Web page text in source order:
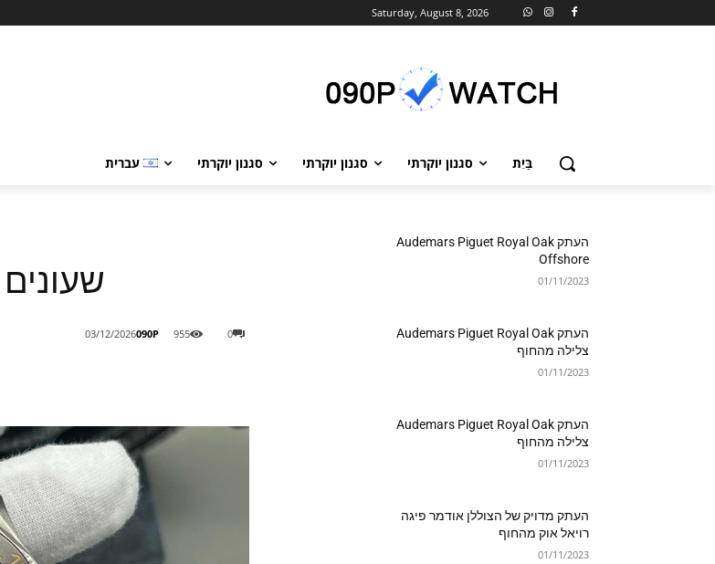
Saturday, August 8, 2026
בַּיִת סגנון יוקרתי סגנון יוקרתי סגנון יוקרתי עברית
090P
03/12/2026 0
955
העתק Audemars Piguet Royal Oak
Offshore
01/11/2023
העתק Audemars Piguet Royal Oak
צלילה מהחוף
01/11/2023
העתק Audemars Piguet Royal Oak
צלילה מהחוף
01/11/2023
העתק מדויק של הצוללן אודמר פיגה
רויאל אוק מהחוף
01/11/2023